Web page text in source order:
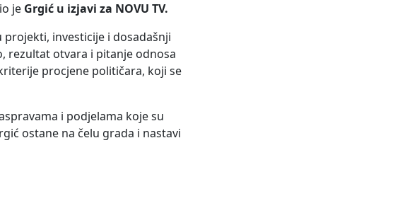
je Grgić u izjavi za NOVU TV.
investicije i dosadašnji
rezultat otvara i pitanje odnosa
procjene političara, koji se
i podjelama koje su
ostane na čelu grada i nastavi